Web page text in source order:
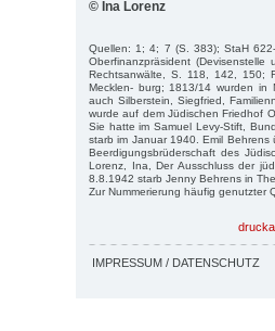
© Ina Lorenz
Quellen: 1; 4; 7 (S. 383); StaH
Ober­finanzpräsident (Devisenstelle
Rechtsanwälte, S. 118, 142, 150;
Mecklen- burg; 1813/14 wurden in
auch Silberstein, Siegfried,
wurde auf dem Jüdischen Friedhof
Sie hatte im Samuel Levy-Stift,
starb im Januar 1940. Emil Behrens
Beerdigungsbrüderschaft des
Lorenz, Ina, Der Ausschluss der
8.8.1942 starb Jenny Behrens in
Zur Nummerierung häufig genutzter
IMPRESSUM / DATENSCHUTZ